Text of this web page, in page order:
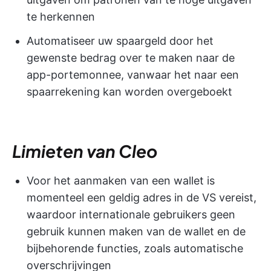
te herkennen
Automatiseer uw spaargeld door het
gewenste bedrag over te maken naar de
app-portemonnee, vanwaar het naar een
spaarrekening kan worden overgeboekt
Limieten van Cleo
Voor het aanmaken van een wallet is
momenteel een geldig adres in de VS vereist,
waardoor internationale gebruikers geen
gebruik kunnen maken van de wallet en de
bijbehorende functies, zoals automatische
overschrijvingen